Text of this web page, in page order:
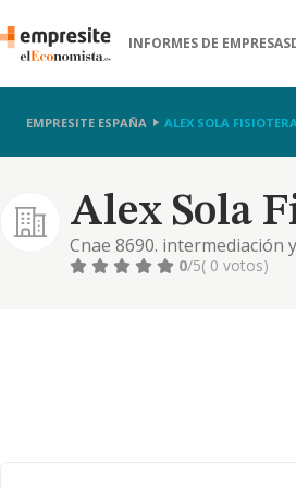
INFORMES DE EMPRESAS
EMPRESITE ESPAÑA ALEX SOLA
Alex Sola
Cnae 8690.
nutrición, podología,
0/5( 0 votos)